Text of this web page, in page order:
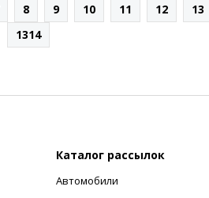
8 9 10 11 12 13
1314
Каталог рассылок
Автомобили